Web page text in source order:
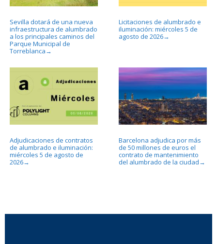
Sevilla dotará de una nueva
infraestructura de alumbrado
a los principales caminos del
Parque Municipal de
Torreblanca →
Licitaciones de alumbrado e
iluminación: miércoles 5 de
agosto de 2026→
Adjudicaciones de contratos
de alumbrado e iluminación:
miércoles 5 de agosto de
2026→
Barcelona adjudica por más
de 50 millones de euros el
contrato de mantenimiento
del alumbrado de la ciudad →